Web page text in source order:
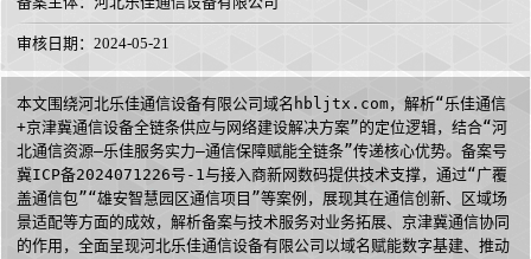
审核日期：2024-05-21
本文围绕河北乐佳通信设备有限公司域名hbljtx.com，解析“乐佳通信
+京津冀通信设备全链条供应与网络建设解决方案”的定位逻辑，结合“河
北通信资源—乐佳服务实力—通信保障赋能全链条”传递核心优势。备案号
冀ICP备2024071226号-1与接入商新网数码提供技术支撑，通过“广覆
盖通信包”“雄安智慧园区通信项目”等案例，展现其在通信创新、区域场
景适配等方面的成效，解析备案与技术服务对业务拓展、京津冀通信协同
的作用，全面呈现河北乐佳通信设备有限公司以域名赋能数字基建、推动